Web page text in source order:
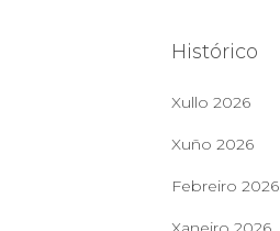
rHistórico
Xullo 2026
Xuño 2026
Febreiro 2026